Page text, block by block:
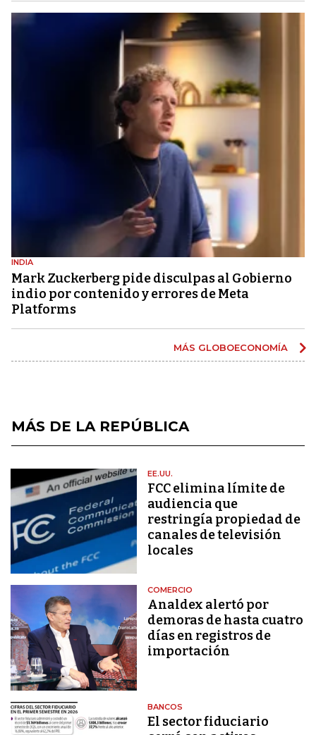
INDIA
Mark Zuckerberg pide disculpas al Gobierno
indio por contenido y errores de Meta
Platforms
MÁS GLOBOECONOMÍA
MÁS DE LA REPÚBLICA
EE.UU.
FCC elimina límite de
audiencia que
restringía propiedad de
canales de televisión
locales
COMERCIO
Analdex alertó por
demoras de hasta cuatro
días en registros de
importación
BANCOS
El sector fiduciario